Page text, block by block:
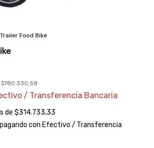
Trailer Food Bike
$780.330,58
/ Transferencia Bancaria
de $314.733,33
pagando con Efectivo / Transferencia